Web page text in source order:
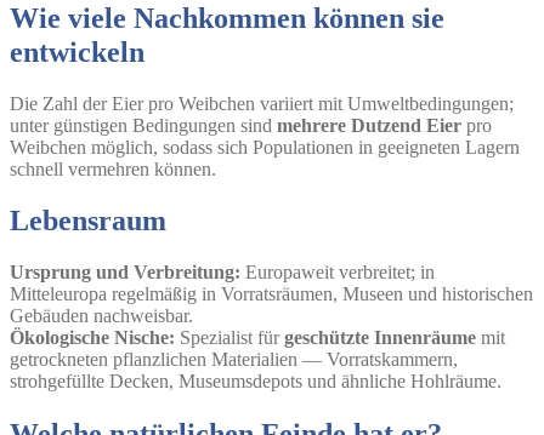
Wie viele Nachkommen können sie
entwickeln
Die Zahl der Eier pro Weibchen variiert mit Umweltbedingungen;
unter günstigen Bedingungen sind mehrere Dutzend Eier pro
Weibchen möglich, sodass sich Populationen in geeigneten Lagern
schnell vermehren können.
Lebensraum
Ursprung und Verbreitung: Europaweit verbreitet; in
Mitteleuropa regelmäßig in Vorratsräumen, Museen und historischen
Gebäuden nachweisbar.
Ökologische Nische: Spezialist fürgeschützte Innenräume mit
getrockneten pflanzlichen Materialien — Vorratskammern,
strohgefüllte Decken, Museumsdepots und ähnliche Hohlräume.